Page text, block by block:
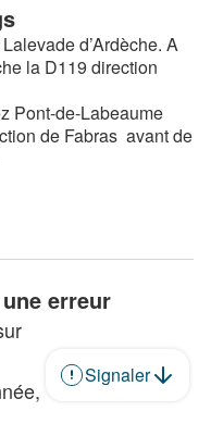
d’Ardèche. A
la D119 direction
Pont-de-Labeaume
de Fabras avant de
erreur
Signaler